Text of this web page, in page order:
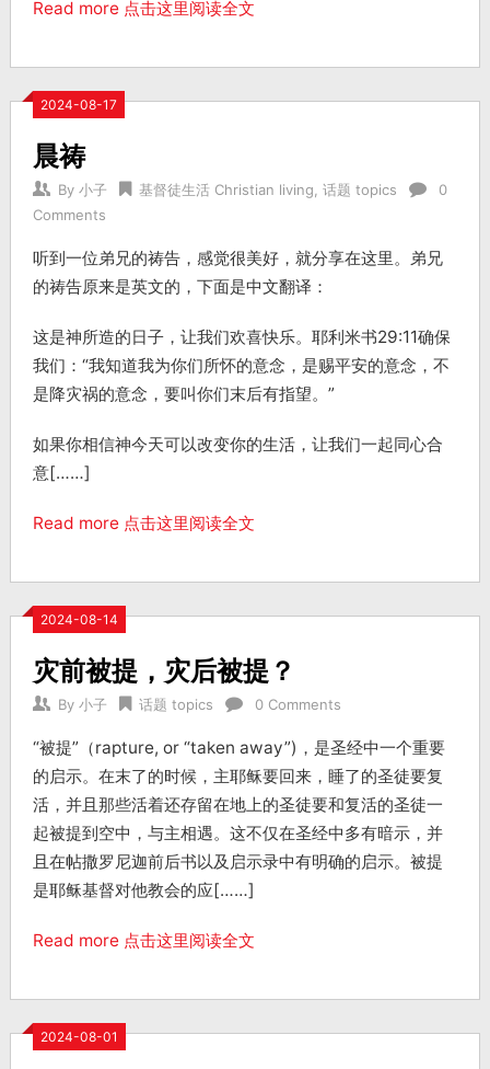
Read more 点击这里阅读全文
2024-08-17
晨祷
By 小子 基督徒生活 Christian living 话题 topics
0
Comments
听到一位弟兄的祷告，感觉很美好，就分享在这里。弟兄
的祷告原来是英文的，下面是中文翻译：
这是神所造的日子，让我们欢喜快乐。耶利米书29:11确保
我们：“我知道我为你们所怀的意念，是赐平安的意念，不
是降灾祸的意念，要叫你们末后有指望。”
如果你相信神今天可以改变你的生活，让我们一起同心合
意[……]
Read more 点击这里阅读全文
2024-08-14
灾前被提，灾后被提？
By 小子 话题 topics 0 Comments
“被提”（rapture, or “taken away”)，是圣经中一个重要
的启示。在末了的时候，主耶稣要回来，睡了的圣徒要复
活，并且那些活着还存留在地上的圣徒要和复活的圣徒一
起被提到空中，与主相遇。这不仅在圣经中多有暗示，并
且在帖撒罗尼迦前后书以及启示录中有明确的启示。被提
是耶稣基督对他教会的应[……]
Read more 点击这里阅读全文
2024-08-01